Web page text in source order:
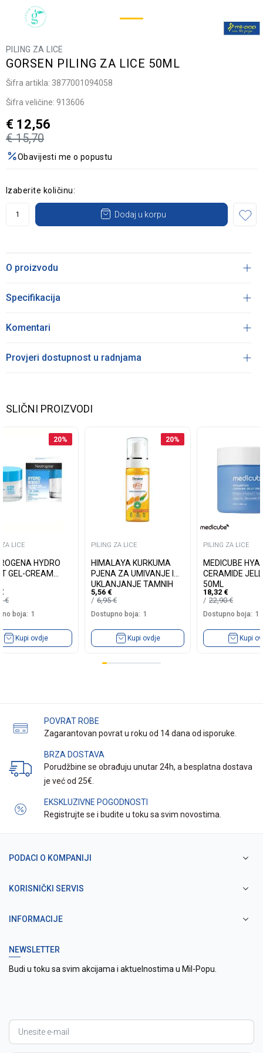
PILING ZA LICE
GORSEN PILING ZA LICE 50ML
Šifra artikla: 3877001094058
Šifra veličine: 913606
€ 15,70
€ 12,56
Obavijesti me o popustu
Izaberite količinu:
Dodaj u korpu
O proizvodu
Specifikacija
Komentari
Provjeri dostupnost u radnjama
SLIČNI PROIZVODI
20%
LICE
HYDRO
GEL-CREAM
€
€
boja: 1
Kupi ovdje
20%
PILING ZA LICE
HIMALAYA KURKUMA
PJENA ZA UMIVANJE I
UKLANJANJE TAMNIH
MRLJA 150ML
5,56 €
6,95€
Dostupno boja: 1
Kupi ovdje
PILING ZA LICE
MEDICUBE
CERAMIDE
50ML
18,32 €
22,90€
Dostupno boja: 1
Kupi
POVRAT ROBE
Zagarantovan povrat u roku od 14 dana od isporuke.
BRZA DOSTAVA
Porudžbine se obrađuju unutar 24h, a besplatna dostava
je već od 25€.
EKSKLUZIVNE POGODNOSTI
Registrujte se i budite u toku sa svim novostima.
PODACI O KOMPANIJI
KORISNIČKI SERVIS
INFORMACIJE
NEWSLETTER
Budi u toku sa svim akcijama i aktuelnostima u Mil-Popu.